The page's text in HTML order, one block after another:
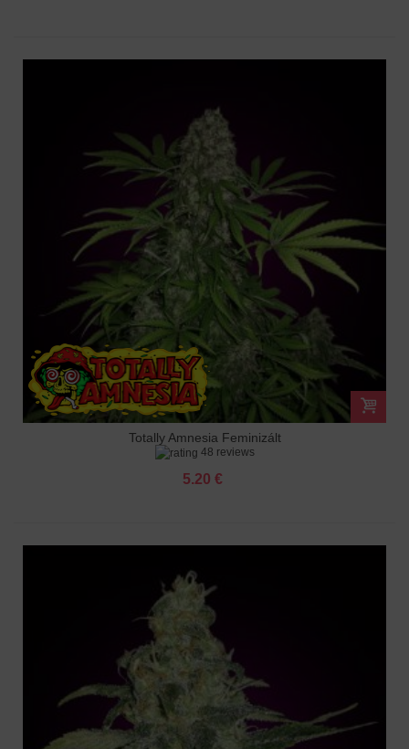
Totally Amnesia Feminizált
48 reviews
5.20 €